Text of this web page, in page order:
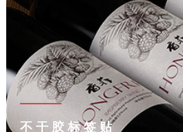
不干胶标签贴